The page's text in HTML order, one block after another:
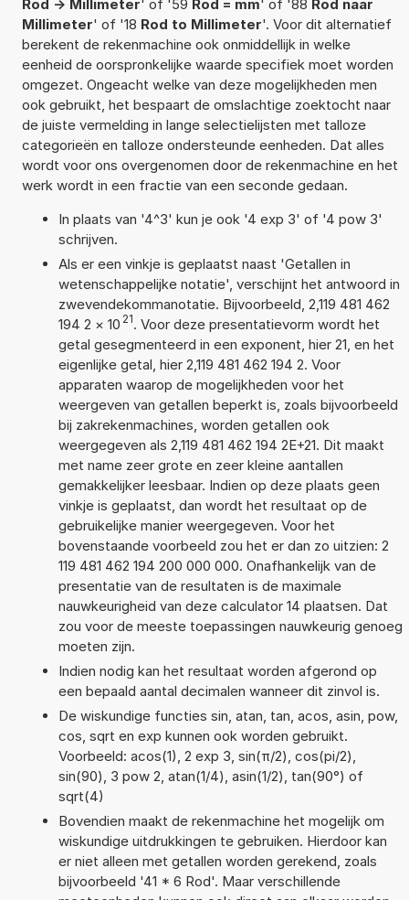
Rod -> Millimeter' of '59 Rod = mm' of '88 Rod naar
Millimeter' of '18 Rod to Millimeter'. Voor dit alternatief
berekent de rekenmachine ook onmiddellijk in welke
eenheid de oorspronkelijke waarde specifiek moet worden
omgezet. Ongeacht welke van deze mogelijkheden men
ook gebruikt, het bespaart de omslachtige zoektocht naar
de juiste vermelding in lange selectielijsten met talloze
categorieën en talloze ondersteunde eenheden. Dat alles
wordt voor ons overgenomen door de rekenmachine en het
werk wordt in een fractie van een seconde gedaan.
In plaats van '4^3' kun je ook '4 exp 3' of '4 pow 3'
schrijven.
Als er een vinkje is geplaatst naast 'Getallen in
wetenschappelijke notatie', verschijnt het antwoord in
zwevendekommanotatie. Bijvoorbeeld, 2,119 481 462
194 2 × 10 21. Voor deze presentatievorm wordt het
getal gesegmenteerd in een exponent, hier 21, en het
eigenlijke getal, hier 2,119 481 462 194 2. Voor
apparaten waarop de mogelijkheden voor het
weergeven van getallen beperkt is, zoals bijvoorbeeld
bij zakrekenmachines, worden getallen ook
weergegeven als 2,119 481 462 194 2E+21. Dit maakt
met name zeer grote en zeer kleine aantallen
gemakkelijker leesbaar. Indien op deze plaats geen
vinkje is geplaatst, dan wordt het resultaat op de
gebruikelijke manier weergegeven. Voor het
bovenstaande voorbeeld zou het er dan zo uitzien: 2
119 481 462 194 200 000 000. Onafhankelijk van de
presentatie van de resultaten is de maximale
nauwkeurigheid van deze calculator 14 plaatsen. Dat
zou voor de meeste toepassingen nauwkeurig genoeg
moeten zijn.
Indien nodig kan het resultaat worden afgerond op
een bepaald aantal decimalen wanneer dit zinvol is.
De wiskundige functies sin, atan, tan, acos, asin, pow,
cos, sqrt en exp kunnen ook worden gebruikt.
Voorbeeld: acos(1), 2 exp 3, sin(π/2), cos(pi/2),
sin(90), 3 pow 2, atan(1/4), asin(1/2), tan(90°) of
sqrt(4)
Bovendien maakt de rekenmachine het mogelijk om
wiskundige uitdrukkingen te gebruiken. Hierdoor kan
er niet alleen met getallen worden gerekend, zoals
bijvoorbeeld '41 * 6 Rod'. Maar verschillende